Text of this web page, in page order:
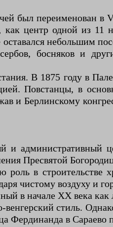
был переименован в
центр одной из 11
небольшим
босняков и
В 1875 году в
Повстанцы, в
и Берлинскому
и административный
Пресвятой
в строительстве
чистому воздуху и
в начале XX века как
стиль.
Фердинанда в